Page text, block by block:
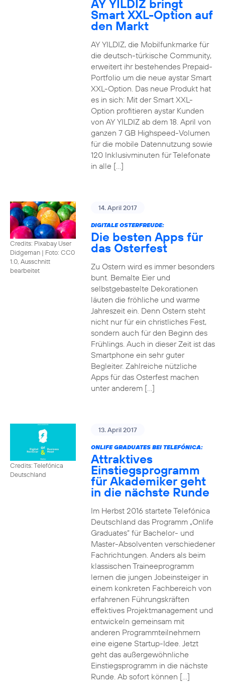
AY YILDIZ bringt
Smart XXL-Option auf
den Markt
AY YILDIZ, die Mobilfunkmarke für
die deutsch-türkische Community,
erweitert ihr bestehendes Prepaid-
Portfolio um die neue aystar Smart
XXL-Option. Das neue Produkt hat
es in sich: Mit der Smart XXL-
Option profitieren aystar Kunden
von AY YILDIZ ab dem 18. April von
ganzen 7 GB Highspeed-Volumen
für die mobile Datennutzung sowie
120 Inklusivminuten für Telefonate
in alle […]
Credits: Pixabay User
Didgeman | Foto: CC0
1.0, Ausschnitt
bearbeitet
14. April 2017
DIGITALE OSTERFREUDE:
Die besten Apps für
das Osterfest
Zu Ostern wird es immer besonders
bunt. Bemalte Eier und
selbstgebastelte Dekorationen
läuten die fröhliche und warme
Jahreszeit ein. Denn Ostern steht
nicht nur für ein christliches Fest,
sondern auch für den Beginn des
Frühlings. Auch in dieser Zeit ist das
Smartphone ein sehr guter
Begleiter. Zahlreiche nützliche
Apps für das Osterfest machen
unter anderem […]
Credits: Telefónica
Deutschland
13. April 2017
ONLIFE GRADUATES BEI TELEFÓNICA:
Attraktives
Einstiegsprogramm
für Akademiker geht
in die nächste Runde
Im Herbst 2016 startete Telefónica
Deutschland das Programm „Onlife
Graduates“ für Bachelor- und
Master-Absolventen verschiedener
Fachrichtungen. Anders als beim
klassischen Traineeprogramm
lernen die jungen Jobeinsteiger in
einem konkreten Fachbereich von
erfahrenen Führungskräften
effektives Projektmanagement und
entwickeln gemeinsam mit
anderen Programmteilnehmern
eine eigene Startup-Idee. Jetzt
geht das außergewöhnliche
Einstiegsprogramm in die nächste
Runde. Ab sofort können […]